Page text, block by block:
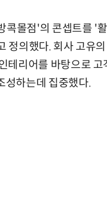
콕몰점'의 콘셉트를 '
정의했다. 회사 고유
테리어를 바탕으로 고
성하는데 집중했다.